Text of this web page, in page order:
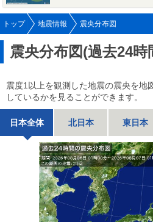
トップ 地震情報 震央分布図
震央分布図(過去24時
震度1以上を観測した地震の震央を地
しているかを見ることができます。
日本全体 北日本 東日本